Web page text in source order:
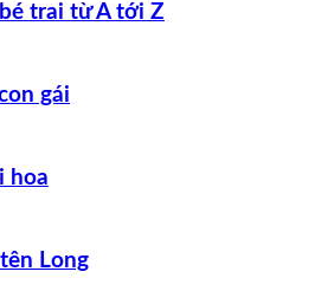
trai từ A tới Z
gái
hoa
Long